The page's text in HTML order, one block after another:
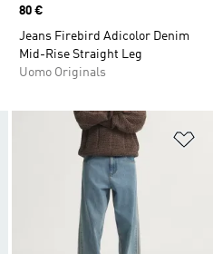
Price
80 €
Jeans Firebird Adicolor Denim
Mid-Rise Straight Leg
Uomo Originals
Aggiungi alla lista dei desideri